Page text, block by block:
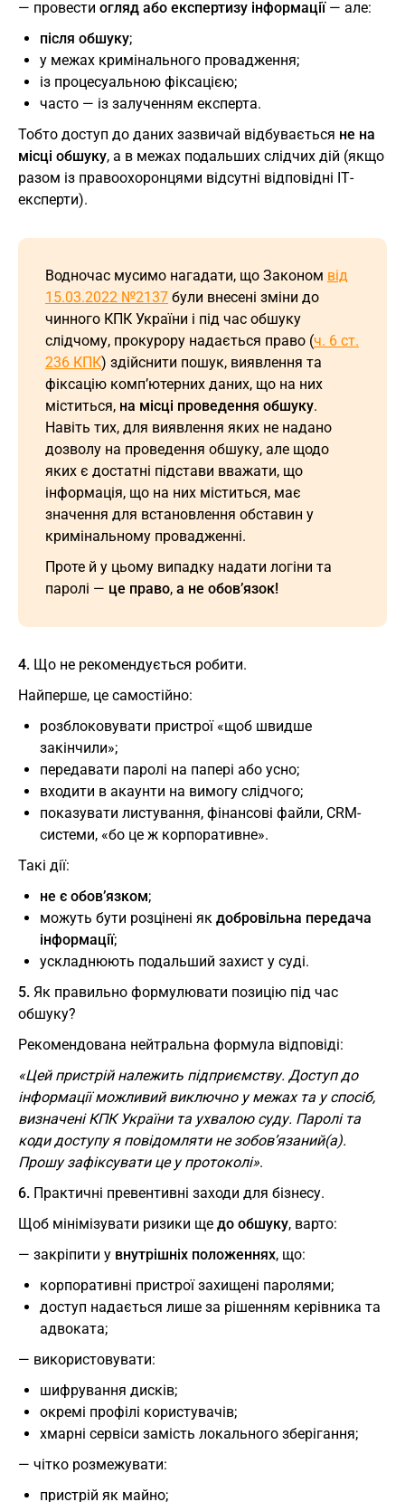
— провести огляд або експертизу інформації— але:
після обшуку;
у межах кримінального провадження;
із процесуальною фіксацією;
часто — із залученням експерта.
Тобто доступ до даних зазвичай відбувається не на
місці обшуку, а в межах подальших слідчих дій (якщо
разом із правоохоронцями відсутні відповідні ІТ-
експерти).
Водночас мусимо нагадати, що Законом від
15.03.2022 №2137 були внесені зміни до
чинного КПК України і під час обшуку
слідчому, прокурору надається право (ч. 6 ст.
236 КПК) здійснити пошук, виявлення та
фіксацію комп’ютерних даних, що на них
міститься, на місці проведення обшуку.
Навіть тих, для виявлення яких не надано
дозволу на проведення обшуку, але щодо
яких є достатні підстави вважати, що
інформація, що на них міститься, має
значення для встановлення обставин у
кримінальному провадженні.
Проте й у цьому випадку надати логіни та
паролі — це право, а не обов’язок!
4. Що не рекомендується робити.
Найперше, це самостійно:
розблоковувати пристрої «щоб швидше
закінчили»;
передавати паролі на папері або усно;
входити в акаунти на вимогу слідчого;
показувати листування, фінансові файли, CRM-
системи, «бо це ж корпоративне».
Такі дії:
не є обов’язком;
можуть бути розцінені як добровільна передача
інформації;
ускладнюють подальший захист у суді.
5. Як правильно формулювати позицію під час
обшуку?
Рекомендована нейтральна формула відповіді:
«Цей пристрій належить підприємству. Доступ до
інформації можливий виключно у межах та у спосіб,
визначені КПК України та ухвалою суду. Паролі та
коди доступу я повідомляти не зобов’язаний(а).
Прошу зафіксувати це у протоколі».
6. Практичні превентивні заходи для бізнесу.
Щоб мінімізувати ризики ще до обшуку, варто:
— закріпити у внутрішніх положеннях, що:
корпоративні пристрої захищені паролями;
доступ надається лише за рішенням керівника та
адвоката;
— використовувати:
шифрування дисків;
окремі профілі користувачів;
хмарні сервіси замість локального зберігання;
— чітко розмежувати:
пристрій як майно;